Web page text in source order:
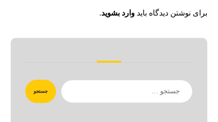
برای نوشتن دیدگاه بایدوارد بشوید.
جستجو